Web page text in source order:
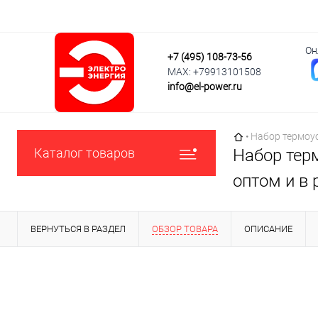
+7 (495) 108-73-56
MAX: +79913101508
info@el-power.ru
Каталог товаров
Главная
• Набор
Набор
оптом и в
ВЕРНУТЬСЯ В РАЗДЕЛ ОБЗОР ТОВАРА ОПИСАНИЕ